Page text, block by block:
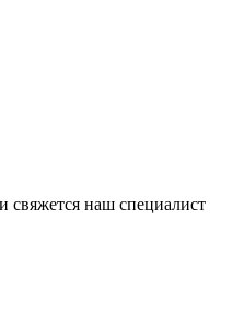
свяжется наш специалист